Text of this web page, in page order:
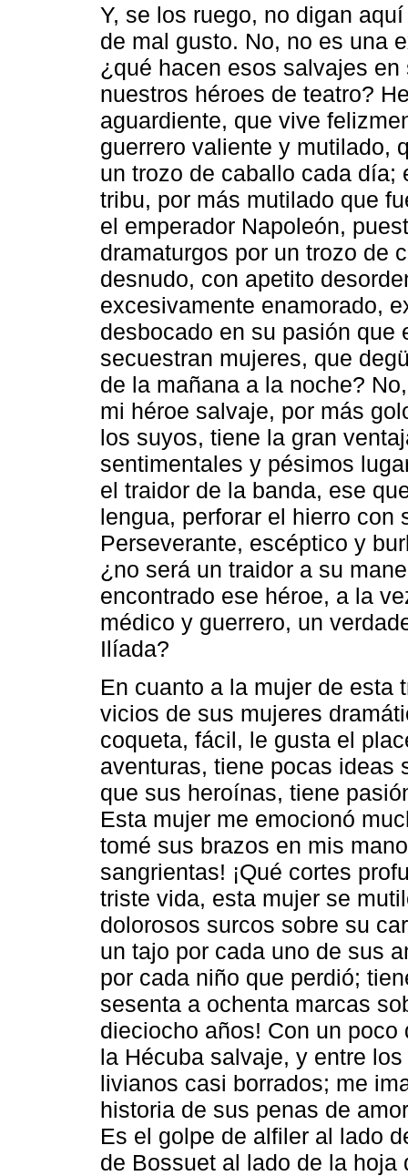
Y, se los ruego, no digan
de mal gusto. No, no es una
¿qué hacen esos salvajes
nuestros héroes de teatro?
aguardiente, que vive
guerrero valiente y mutilado,
un trozo de caballo cada día;
tribu, por más mutilado que
el emperador Napoleón,
dramaturgos por un trozo de
desnudo, con apetito
excesivamente enamorado,
desbocado en su pasión que
secuestran mujeres, que
de la mañana a la noche?
mi héroe salvaje, por más
los suyos, tiene la gran
sentimentales y pésimos
el traidor de la banda, ese
lengua, perforar el hierro con
Perseverante, escéptico y
¿no será un traidor a su
encontrado ese héroe, a la
médico y guerrero, un
Ilíada?
En cuanto a la mujer de esta
vicios de sus mujeres
coqueta, fácil, le gusta el
aventuras, tiene pocas ideas
que sus heroínas, tiene
Esta mujer me emocionó
tomé sus brazos en mis
sangrientas! ¡Qué cortes
triste vida, esta mujer se
dolorosos surcos sobre su
un tajo por cada uno de sus
por cada niño que perdió;
sesenta a ochenta marcas
dieciocho años! Con un
la Hécuba salvaje, y entre
livianos casi borrados; me
historia de sus penas de
Es el golpe de alfiler al lado
de Bossuet al lado de la hoja